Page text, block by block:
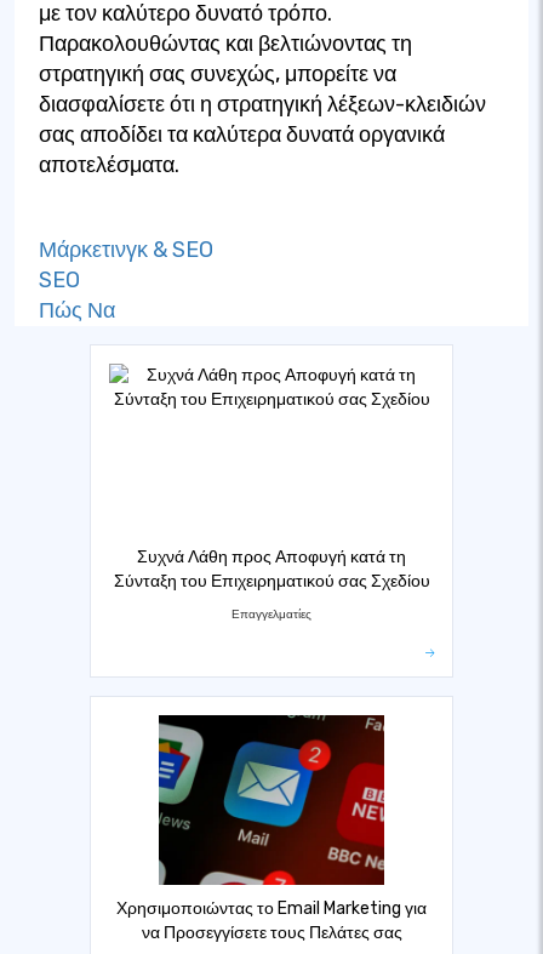
με τον καλύτερο δυνατό τρόπο.
Παρακολουθώντας και βελτιώνοντας τη
στρατηγική σας συνεχώς, μπορείτε να
διασφαλίσετε ότι η στρατηγική λέξεων-κλειδιών
σας αποδίδει τα καλύτερα δυνατά οργανικά
αποτελέσματα.
Μάρκετινγκ & SEO
SEO
Πώς Να
Συχνά Λάθη προς Αποφυγή κατά τη
Σύνταξη του Επιχειρηματικού σας Σχεδίου
Επαγγελματίες
Χρησιμοποιώντας το Email Marketing για
να Προσεγγίσετε τους Πελάτες σας